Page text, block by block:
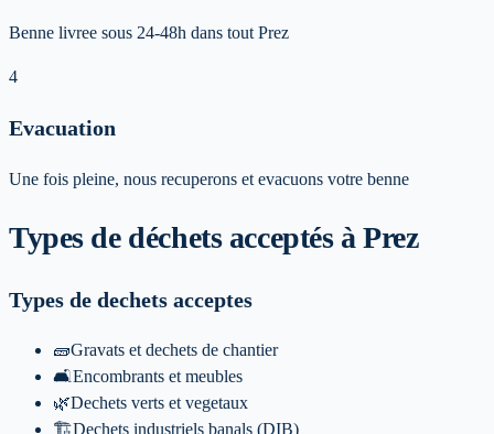
Benne livree sous 24-48h dans tout Prez
4
Evacuation
Une fois pleine, nous recuperons et evacuons votre benne
Types de déchets acceptés à Prez
Types de dechets acceptes
🧱Gravats et dechets de chantier
🛋️Encombrants et meubles
🌿Dechets verts et vegetaux
🏗️Dechets industriels banals (DIB)